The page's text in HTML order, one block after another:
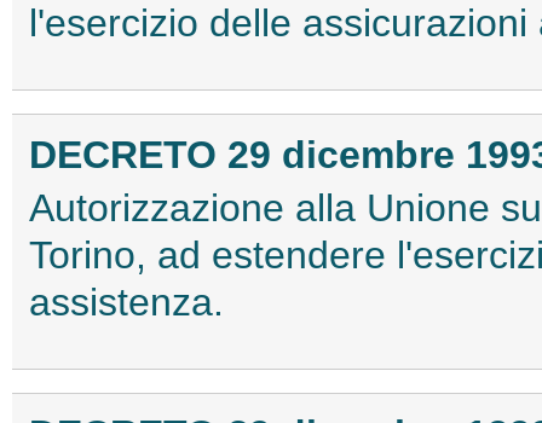
l'esercizio delle
DECRETO 29 dicembre
Autorizzazione alla Unione
Torino, ad estendere
assistenza.